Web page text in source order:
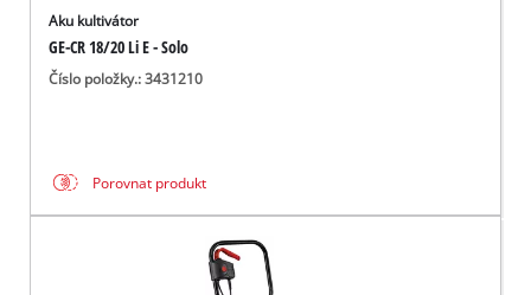
Aku kultivátor
GE-CR 18/20 Li E - Solo
Číslo položky.: 3431210
Porovnat produkt